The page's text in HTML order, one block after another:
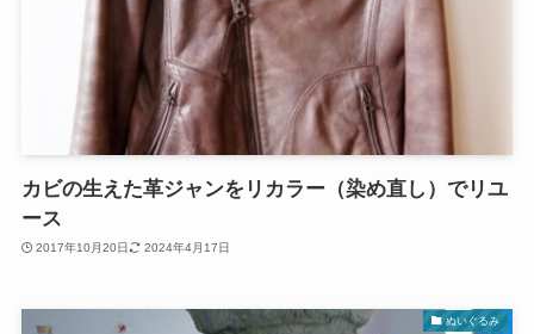
カビの生えた革ジャンをリカラー（染め直し）でリユ
ース
2017年10月20日 2024年4月17日
ぬいぐるみ